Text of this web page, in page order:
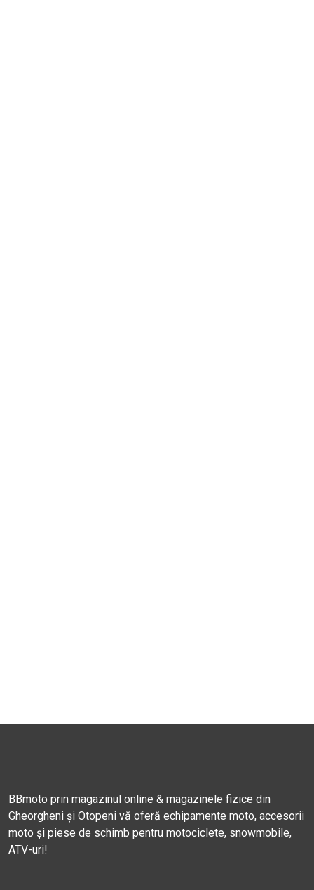
BBmoto prin magazinul online & magazinele fizice din
Gheorgheni și Otopeni vă oferă echipamente moto, accesorii
moto și piese de schimb pentru motociclete, snowmobile,
ATV-uri!